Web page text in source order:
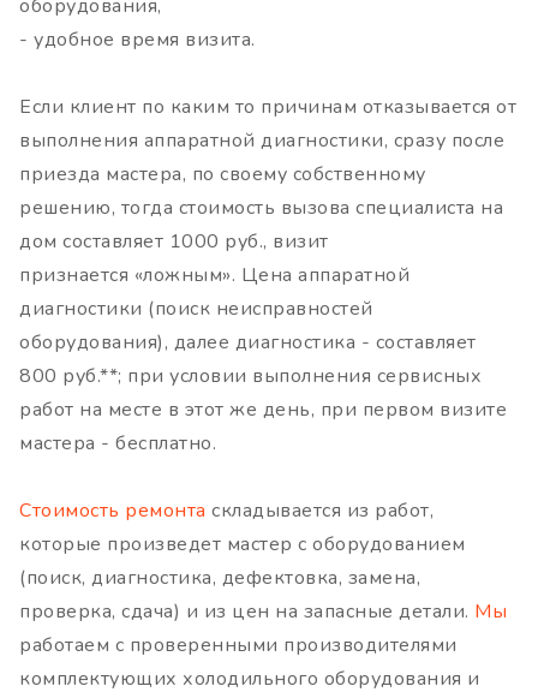
оборудования,
- удобное время визита.
Если клиент по каким то причинам отказывается от
выполнения аппаратной диагностики, сразу после
приезда мастера, по своему собственному
решению, тогда стоимость вызова специалиста на
дом составляет 1000 руб., визит
признается «ложным». Цена аппаратной
диагностики (поиск неисправностей
оборудования), далее диагностика - составляет
800 руб.**; при условии выполнения сервисных
работ на месте в этот же день, при первом визите
мастера - бесплатно.
Стоимость ремонта складывается из работ,
которые произведет мастер с оборудованием
(поиск, диагностика, дефектовка, замена,
проверка, сдача) и из цен на запасные детали. Мы
работаем с проверенными производителями
комплектующих холодильного оборудования и